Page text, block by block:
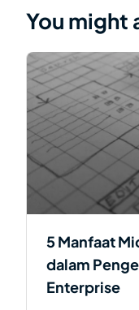
You might
5 Manfaat
dalam
Enterprise